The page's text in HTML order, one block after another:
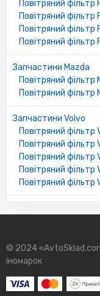
Повітряний фільтр
Повітряний фільтр
Повітряний фільтр
Повітряний фільтр
Запчастини Mazda
Повітряний фільтр
Повітряний фільтр
Запчастини Volvo
Повітряний фільтр
Повітряний фільтр
Повітряний фільтр
Повітряний фільтр
Повітряний фільтр
© 2024
іномарок